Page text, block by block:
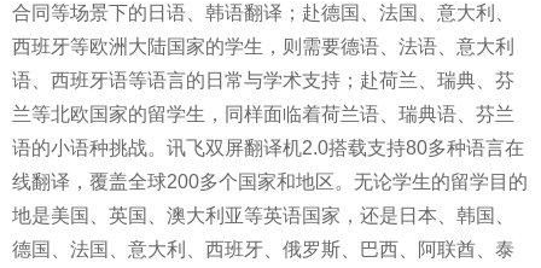
合同等场景下的日语、韩语翻译；赴德国、法国、意大利、
西班牙等欧洲大陆国家的学生，则需要德语、法语、意大利
语、西班牙语等语言的日常与学术支持；赴荷兰、瑞典、芬
兰等北欧国家的留学生，同样面临着荷兰语、瑞典语、芬兰
语的小语种挑战。讯飞双屏翻译机2.0搭载支持80多种语言在
线翻译，覆盖全球200多个国家和地区。无论学生的留学目的
地是美国、英国、澳大利亚等英语国家，还是日本、韩国、
德国、法国、意大利、西班牙、俄罗斯、巴西、阿联酋、泰